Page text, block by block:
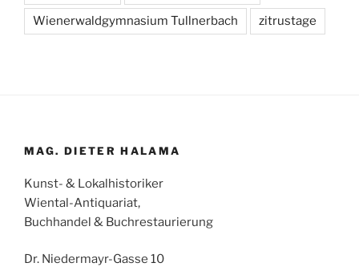
Wienerwaldgymnasium Tullnerbach zitrustage
MAG. DIETER HALAMA
Kunst- & Lokalhistoriker
Wiental-Antiquariat,
Buchhandel & Buchrestaurierung
Dr. Niedermayr-Gasse 10